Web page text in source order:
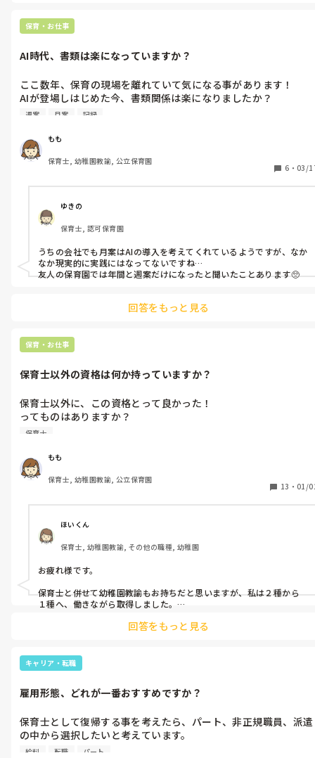
図に合うものと言う事で、見本作成のたんびに脚下され、散々でし
た。
されたものだと思います。今は、自分の時間、子供（中3）の時間、
らいはいましたが、増えているような気がし、また、子供の気質も
変わって、手のかかる子供が増えたような気がします。
でも、子どもたちと遊び、毎日、充実はしています。働き方もいろい
保育・お仕事
AI時代、書類は楽になっていますか？
ここ数年、保育の現場を離れていて気になる事があります！
AIが登場しはじめた今、書類関係は楽になりましたか？
5年ほど前まで働いていた時には何時間もかけて年間計画、月
とも増えたな。実際にはどうなんだろう？と気になりました🥺
週案 月案 記録
もも
保育士, 幼稚園教諭, 公立保育園
6 ・ 03/
ゆきの
保育士, 認可保育園
うちの会社でも月案はAIの導入を考えてくれているようですが、なか
なか現実的に実践にはなってないですね…
友人の保育園では年間と週案だけになったと聞いたことあります🥺
回答をもっと見る
保育・お仕事
保育士以外の資格は何か持っていますか？
保育士以外に、この資格とって良かった！
ってものはありますか？
子どもを寝かしつけたあと、将来の自分に役立つような勉強時間
皆さんのお話や経験談が聞きたいです♪
保育士として役立つ資格ですとなお嬉しいです🥰
保育士
もも
保育士, 幼稚園教諭, 公立保育園
13 ・ 01/
ほいくん
保育士, 幼稚園教諭, その他の職種, 幼稚園
お疲れ様です。
保育士と併せて幼稚園教諭もお持ちだと思いますが、私は２種から
１種へ、働きながら取得しました。
民間資格ですが、いわゆる園長検定も興味があります。
もオススメです！
回答をもっと見る
キャリア・転職
雇用形態、どれが一番おすすめですか？
保育士として復帰する事を考えたら、パート、非正規職員、派遣
の中から選択したいと考えています。
どの選択肢がお給料と労働力が見合っていますでしょうか？
給料 転職 パート